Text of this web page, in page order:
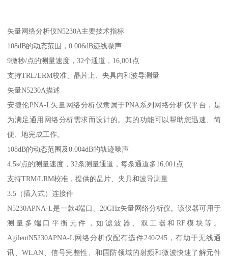
矢量网络分析仪N5230A主要技术指标
108dB的动态范围，0.006dB迹线噪声
9微秒/点的测量速度，32个通道，16,001点
支持TRL/LRM校准、晶片上、夹具内和波导测量
矢量N5230A描述
安捷伦PNA-L矢量网络分析仪隶属于PNA系列网络分析仪平台，是
为满足通用网络分析需求而设计的。其的功能可以帮助您迅速、简
便、地完成工作。
108dB的动态范围及0.004dB的轨迹噪声
4.5s/点的测量速度，32条测量通道，每条通道多16,001点
支持TRM/LRM校准，提供的晶片、夹具和波导测量
3.5（插入式）连接件
N5230APNA-L是一款4端口、20GHz矢量网络分析仪。该仪器可用于
测量多端口平衡元件，如滤波器、双工器和RF模块等。
AgilentN5230APNA-L网络分析仪配有选件240/245，有助于无线通
讯、WLAN、信号完整性、和国防领域的射频和微波快速了解元件